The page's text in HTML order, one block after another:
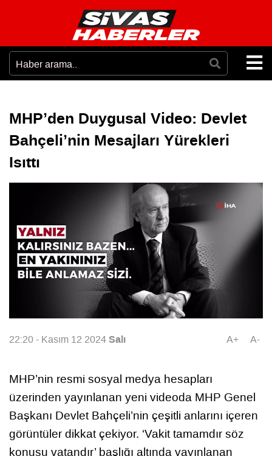
MHP’den Duygusal Video: Devlet
Bahçeli’nin Mesajları Yürekleri
Isıttı
22:20 - Kasım 12 2024Salı A+ A-
MHP’nin resmi sosyal medya hesapları
üzerinden yayınlanan yeni videoda MHP Genel
Başkanı Devlet Bahçeli’nin çeşitli anlarını içeren
görüntüler dikkat çekiyor. ‘Vakit tamamdır söz
konusu vatandır’ başlığı altında yayınlanan